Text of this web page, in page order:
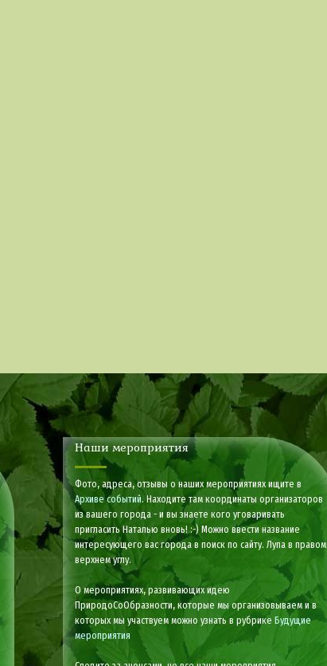
Наши мероприятия
Фото, адреса, отзывы о наших мероприятиях ищите в
Архиве событий. Находите там координаты организаторов
из вашего города - и вы знаете кого уговаривать
пригласить Наталью вновь! :-) Можно ввести название
интересующего вас города в поиск по сайту. Лупа в правом
верхнем углу.
О мероприятиях, развивающих идею
ПриродоСоОбразности, которые мы организовываем и в
которых мы участвуем можно узнать в рубрикеБудущие
мероприятия